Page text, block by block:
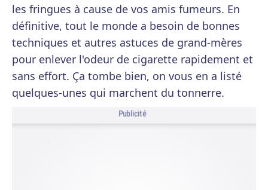
les fringues à cause de vos amis fumeurs. En
définitive, tout le monde a besoin de bonnes
techniques et autres astuces de grand-mères
pour enlever l'odeur de cigarette rapidement et
sans effort. Ça tombe bien, on vous en a listé
quelques-unes qui marchent du tonnerre.
Publicité